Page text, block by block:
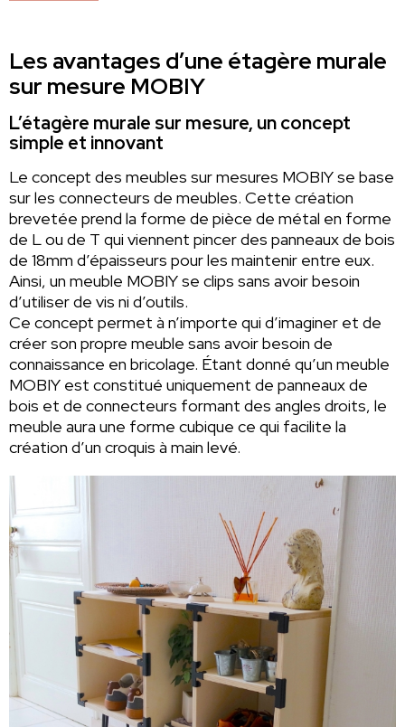
Les avantages d’une étagère murale
sur mesure MOBIY
L’étagère murale sur mesure, un concept
simple et innovant
Le concept des meubles sur mesures MOBIY se base
sur les connecteurs de meubles. Cette création
brevetée prend la forme de pièce de métal en forme
de L ou de T qui viennent pincer des panneaux de bois
de 18mm d’épaisseurs pour les maintenir entre eux.
Ainsi, un meuble MOBIY se clips sans avoir besoin
d’utiliser de vis ni d’outils.
Ce concept permet à n’importe qui d’imaginer et de
créer son propre meuble sans avoir besoin de
connaissance en bricolage. Étant donné qu’un meuble
MOBIY est constitué uniquement de panneaux de
bois et de connecteurs formant des angles droits, le
meuble aura une forme cubique ce qui facilite la
création d’un croquis à main levé.